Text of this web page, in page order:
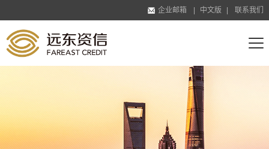
企业邮箱 中文版 联系我们